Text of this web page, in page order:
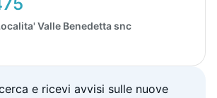
Valle Benedetta snc
e ricevi avvisi sulle nuove